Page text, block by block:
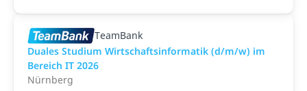
TeamBank
Duales Studium Wirtschaftsinformatik (d/m/w) im
Bereich IT 2026
Nürnberg